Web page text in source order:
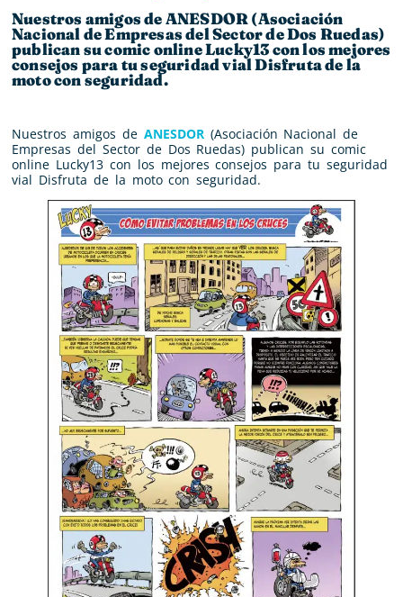
Nuestros amigos de ANESDOR (Asociación
Nacional de Empresas del Sector de Dos Ruedas)
publican su comic online Lucky13 con los mejores
consejos para tu seguridad vial Disfruta de la
moto con seguridad.
Nuestros amigos deANESDOR(Asociación Nacional de
Empresas del Sector de Dos Ruedas) publican su comic
online Lucky13 con los mejores consejos para tu seguridad
vial Disfruta de la moto con seguridad.